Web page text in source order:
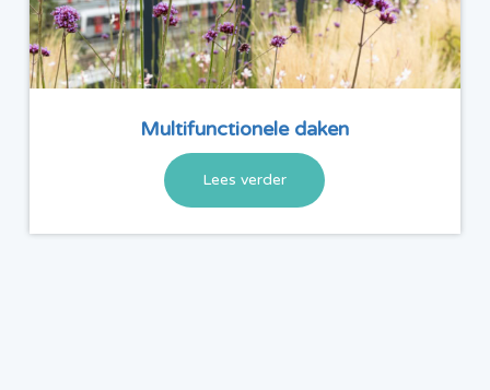
Multifunctionele daken
Lees verder